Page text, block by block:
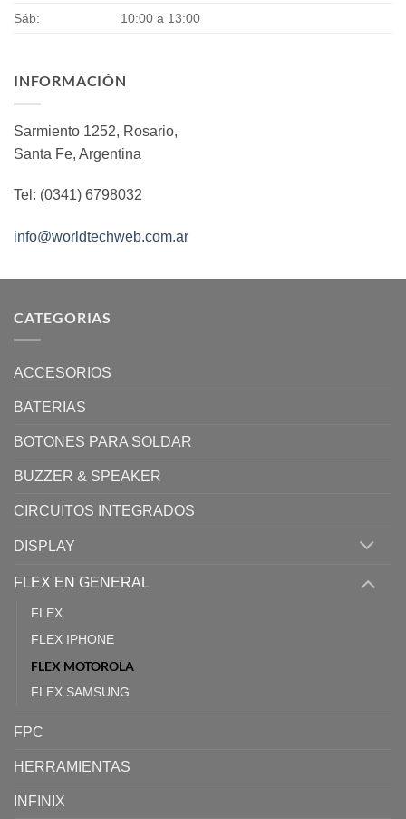
Sáb: 10:00 a 13:00
INFORMACIÓN
Sarmiento 1252, Rosario,
Santa Fe, Argentina
Tel: (0341) 6798032
info@worldtechweb.com.ar
CATEGORIAS
ACCESORIOS
BATERIAS
BOTONES PARA SOLDAR
BUZZER & SPEAKER
CIRCUITOS INTEGRADOS
DISPLAY
FLEX EN GENERAL
FLEX
FLEX IPHONE
FLEX MOTOROLA
FLEX SAMSUNG
FPC
HERRAMIENTAS
INFINIX